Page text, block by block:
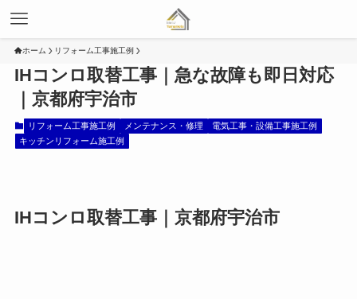
ホーム リフォーム工事施工例
IHコンロ取替工事｜急な故障も即日対応
｜京都府宇治市
リフォーム工事施工例 メンテナンス・修理
電気工事・設備工事施工例
キッチンリフォーム施工例
IHコンロ取替工事｜京都府宇治市